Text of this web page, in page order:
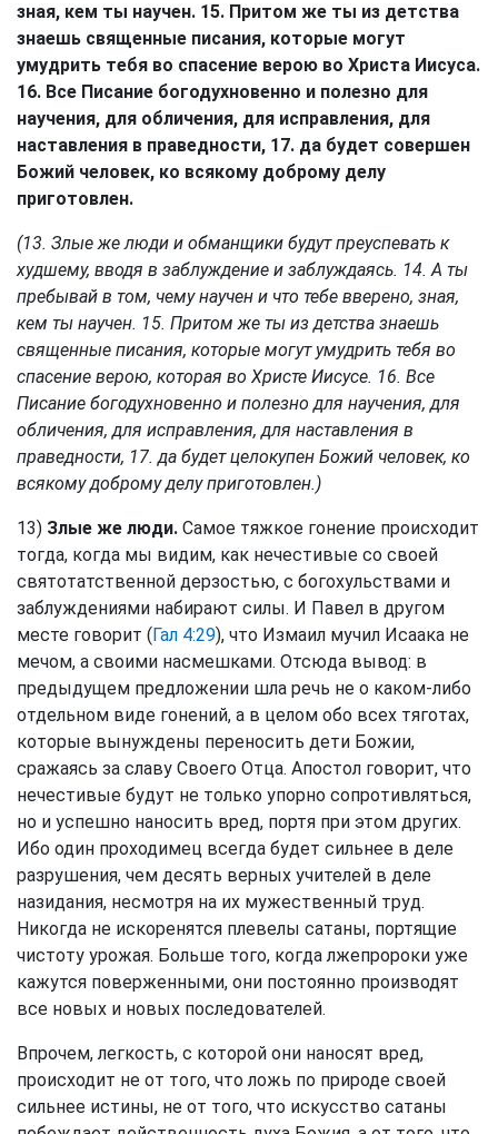
зная, кем ты научен. 15. Притом же ты из детства
знаешь священные писания, которые могут
умудрить тебя во спасение верою во Христа Иисуса.
16. Все Писание богодухновенно и полезно для
научения, для обличения, для исправления, для
наставления в праведности, 17. да будет совершен
Божий человек, ко всякому доброму делу
приготовлен.
(13. Злые же люди и обманщики будут преуспевать к
худшему, вводя в заблуждение и заблуждаясь. 14. А ты
пребывай в том, чему научен и что тебе вверено, зная,
кем ты научен. 15. Притом же ты из детства знаешь
священные писания, которые могут умудрить тебя во
спасение верою, которая во Христе Иисусе. 16. Все
Писание богодухновенно и полезно для научения, для
обличения, для исправления, для наставления в
праведности, 17. да будет целокупен Божий человек, ко
всякому доброму делу приготовлен.)
13) Злые же люди. Самое тяжкое гонение происходит
тогда, когда мы видим, как нечестивые со своей
святотатственной дерзостью, с богохульствами и
заблуждениями набирают силы. И Павел в другом
месте говорит (Гал 4:29), что Измаил мучил Исаака не
мечом, а своими насмешками. Отсюда вывод: в
предыдущем предложении шла речь не о каком-либо
отдельном виде гонений, а в целом обо всех тяготах,
которые вынуждены переносить дети Божии,
сражаясь за славу Своего Отца. Апостол говорит, что
нечестивые будут не только упорно сопротивляться,
но и успешно наносить вред, портя при этом других.
Ибо один проходимец всегда будет сильнее в деле
разрушения, чем десять верных учителей в деле
назидания, несмотря на их мужественный труд.
Никогда не искоренятся плевелы сатаны, портящие
чистоту урожая. Больше того, когда лжепророки уже
кажутся поверженными, они постоянно производят
все новых и новых последователей.
Впрочем, легкость, с которой они наносят вред,
происходит не от того, что ложь по природе своей
сильнее истины, не от того, что искусство сатаны